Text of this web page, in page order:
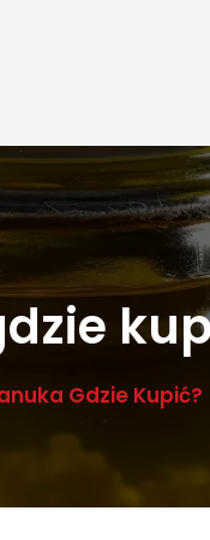
Gdzie Kupić?